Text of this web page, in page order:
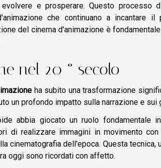
e prosperare. Questo processo
che continuano a incantare
del cinema d'animazione è
nel 20 ° secolo
ha subito una trasformazione
un profondo impatto sulla narrazione e sui
abbia giocato un ruolo fondamentale
di realizzare immagini in movimento
cinematografia dell'epoca. Questa tecnica,
oggi sono ricordati con affetto.